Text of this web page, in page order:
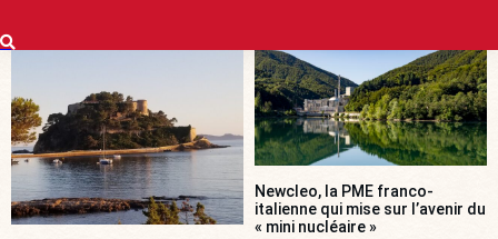
Newcleo, la PME franco-
italienne qui mise sur l’avenir du
« mini nucléaire »